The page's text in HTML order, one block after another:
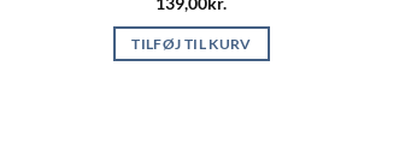
TILFØJ TIL KURV